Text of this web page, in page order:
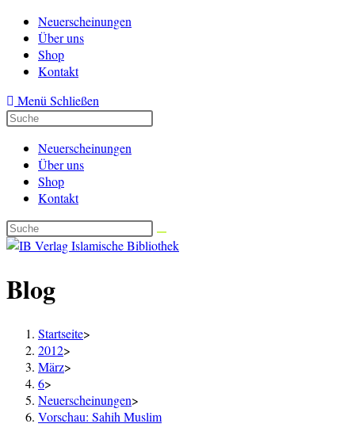
Zum
Inhalt
springen
Neuerscheinungen
Über uns
Shop
Kontakt
Menü Schließen
Neuerscheinungen
Über uns
Shop
Kontakt
Blog
Startseite>
2012>
März>
6>
Neuerscheinungen>
Vorschau: Sahih Muslim